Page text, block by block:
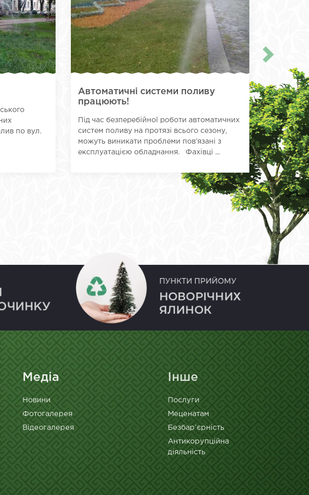
по вул.
Автоматичні системи поливу
працюють!
Під час безперебійної роботи автоматичних
систем поливу на протязі всього сезону,
можуть виникати проблеми пов’язані з
експлуатацією обладнання. Фахівці ...
Міські
міськими
Медіа
Новини
Фотогалерея
Відеогалерея
Інше
Послуги
Меценатам
Безбар’єрність
Антикорупційна
діяльність